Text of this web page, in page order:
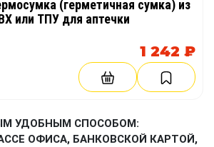
(герметичная сумка) из
или ТПУ для аптечки
1 242 ₽
УДОБНЫМ СПОСОБОМ:
ОФИСА, БАНКОВСКОЙ КАРТОЙ,